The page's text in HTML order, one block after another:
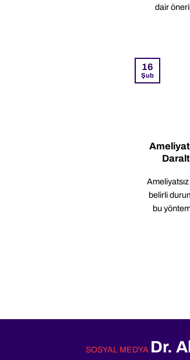
dair
belirli
bu
16
Şub
SOSYAL MEDYA Dr.